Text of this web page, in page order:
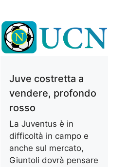
Juve costretta a
vendere, profondo
rosso
La Juventus è in
difficoltà in campo e
anche sul mercato,
Giuntoli dovrà pensare